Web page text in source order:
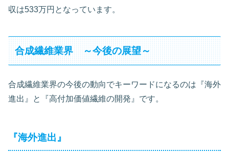
収は533万円となっています。
合成繊維業界 ～今後の展望～
合成繊維業界の今後の動向でキーワードになるのは『海外
進出』と『高付加価値繊維の開発』です。
『海外進出』